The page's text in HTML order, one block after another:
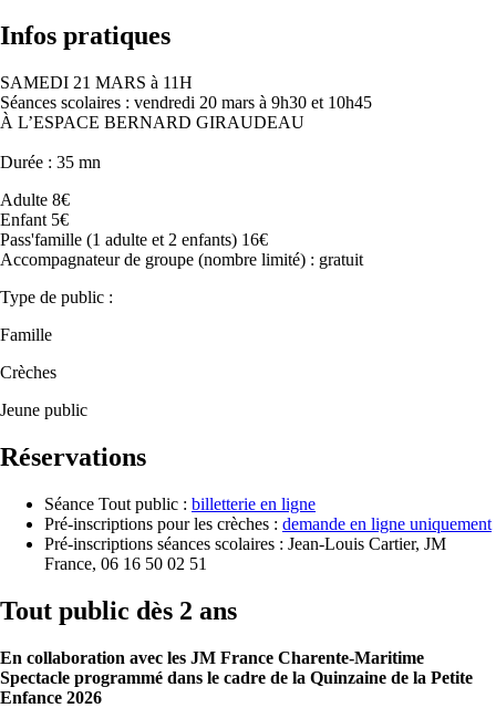
Infos pratiques
SAMEDI 21 MARS à 11H
Séances scolaires : vendredi 20 mars à 9h30 et 10h45
À L’ESPACE BERNARD GIRAUDEAU
Durée : 35 mn
Adulte 8€
Enfant 5€
Pass'famille (1 adulte et 2 enfants) 16€
Accompagnateur de groupe (nombre limité) : gratuit
Type de public :
Famille
Crèches
Jeune public
Réservations
Séance Tout public : billetterie en ligne
Pré-inscriptions pour les crèches : demande en ligne uniquement
Pré-inscriptions séances scolaires : Jean-Louis Cartier, JM
France, 06 16 50 02 51
Tout public dès 2 ans
En collaboration avec les JM France Charente-Maritime
Spectacle programmé dans le cadre de la Quinzaine de la Petite
Enfance 2026